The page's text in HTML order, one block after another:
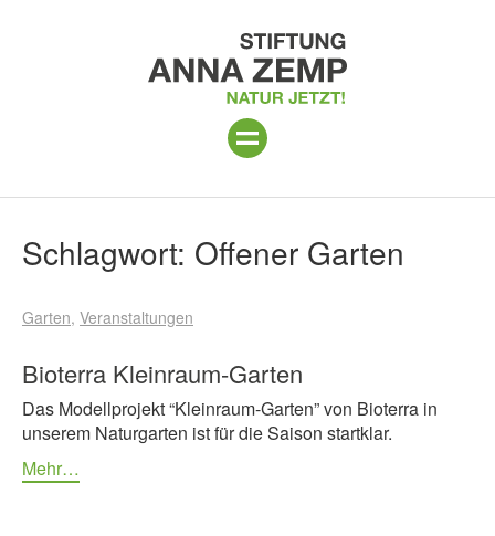
PROGRAMM 2026
PROJEKTE
BESUCH
UNTERSTÜTZEN
ÜBER UNS
Schlagwort: Offener Garten
Garten Veranstaltungen
Bioterra Kleinraum-Garten
Das Modellprojekt “Kleinraum-Garten” von Bioterra in
unserem Naturgarten ist für die Saison startklar.
Mehr…